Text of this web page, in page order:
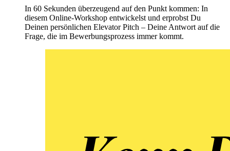
In 60 Sekunden überzeugend auf den Punkt kommen: In
diesem Online-Workshop entwickelst und erprobst Du
Deinen persönlichen Elevator Pitch – Deine Antwort auf die
Frage, die im Bewerbungsprozess immer kommt.